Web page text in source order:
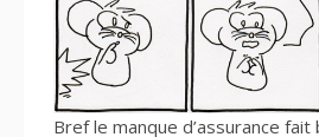
Bref le manque d’assurance